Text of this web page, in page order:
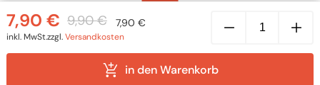
Zuleitung
mit
Euro-
Stecker
9,90€
Ursprünglicher
Preis
7,90 €
Aktueller
Preis
Ursprünglicher
9,90 €
7,90 €
Aktueller
7,90 €.
inkl. MwSt.zzgl.Versandkosten
in den Warenkorb
© 2026 LIGHTSTOCK GmbH | Alle Rechte vorbehalten |
Impressum